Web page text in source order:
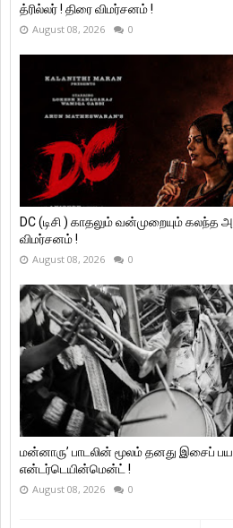
த்ரில்லர் ! திரை விமர்சனம் !
August 08, 2026 0
DC (டிசி ) காதலும் வன்முறையும் கலந்த
விமர்சனம் !
August 08, 2026 0
மன்னாரு’ பாடலின் மூலம் தனது இசைப்
என்டர்டெயின்மென்ட் !
August 08, 2026 0